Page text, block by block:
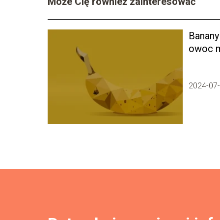
owoc
2024-